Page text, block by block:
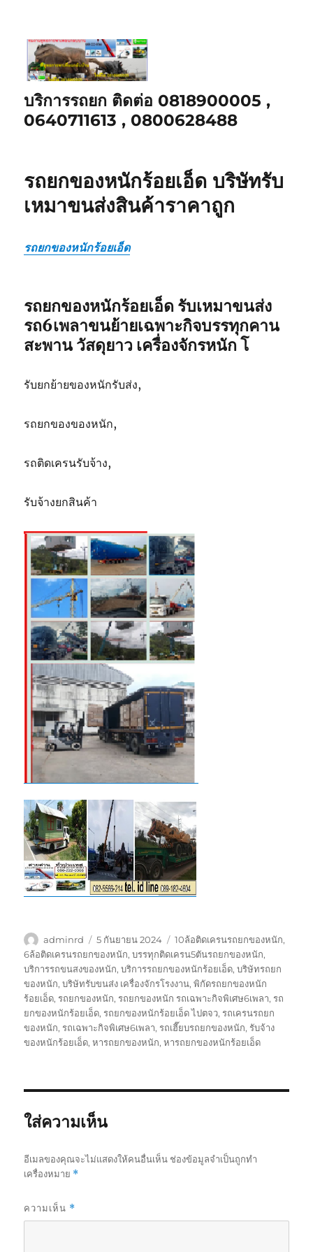
บริการรถยก ติดต่อ 0818900005 ,
0640711613 , 0800628488
รถยกของหนักร้อยเอ็ด บริษัทรับ
เหมาขนส่งสินค้าราคาถูก
รถยกของหนักร้อยเอ็ด
รถยกของหนักร้อยเอ็ด รับเหมาขนส่ง
รถ6เพลาขนย้ายเฉพาะกิจบรรทุกคาน
สะพาน วัสดุยาว เครื่องจักรหนัก โ
รับยกย้ายของหนักรับส่ง,
รถยกของของหนัก,
รถติดเครนรับจ้าง,
รับจ้างยกสินค้า
ผู้
เขียน
adminrd
เขียน
เมื่อ
5 กันยายน 2024
ป้าย
กำกับ
10ล้อติดเครนรถยกของหนัก,
6ล้อติดเครนรถยกของหนัก,บรรทุกติดเครน5ตันรถยกของหนัก,
บริการรถขนสงของหนัก,บริการรถยกของหนักร้อยเอ็ด,บริษัทรถยก
ของหนัก,บริษัทรับขนส่ง เครื่องจักรโรงงาน,พิกัดรถยกของหนัก
ร้อยเอ็ด,รถยกของหนัก,รถยกของหนัก รถเฉพาะกิจพิเศษ6เพลา,รถ
ยกของหนักร้อยเอ็ด,รถยกของหนักร้อยเอ็ด ไปตจว,รถเครนรถยก
ของหนัก,รถเฉพาะกิจพิเศษ6เพลา,รถเฮี๊ยบรถยกของหนัก,รับจ้าง
ของหนักร้อยเอ็ด,หารถยกของหนัก,หารถยกของหนักร้อยเอ็ด
ใส่ความเห็น
อีเมลของคุณจะไม่แสดงให้คนอื่นเห็น ช่องข้อมูลจำเป็นถูกทำ
เครื่องหมาย *
ความเห็น *